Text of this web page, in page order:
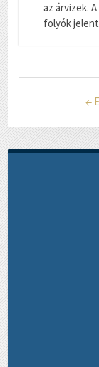
az árvizek.
folyók
←